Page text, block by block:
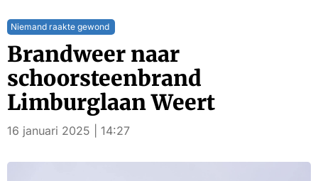
Niemand raakte gewond
Brandweer naar
schoorsteenbrand
Limburglaan Weert
16 januari 2025 | 14:27